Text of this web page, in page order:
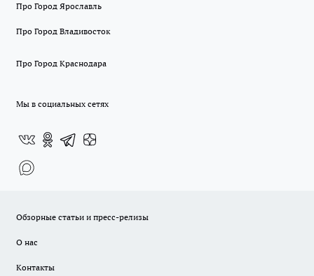
Про Город Ярославль
Про Город Владивосток
Про Город Краснодара
Мы в социальных сетях
Обзорные статьи и пресс-релизы
О нас
Контакты